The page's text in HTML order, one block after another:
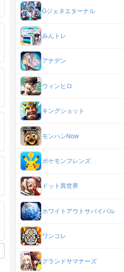
Gジェネエターナル
みんトレ
アナデン
ウィンヒロ
キングショット
モンハンNow
ポケモンフレンズ
ドット異世界
ホワイトアウトサバイバル
ワンコレ
グランドサマナーズ